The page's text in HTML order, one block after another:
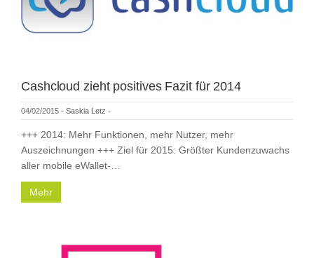
Cashcloud zieht positives Fazit für 2014
04/02/2015 - Saskia Letz -
+++ 2014: Mehr Funktionen, mehr Nutzer, mehr
Auszeichnungen +++ Ziel für 2015: Größter Kundenzuwachs
aller mobile eWallet-…
Mehr